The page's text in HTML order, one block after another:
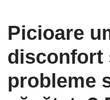
Picioare
disconfort
probleme